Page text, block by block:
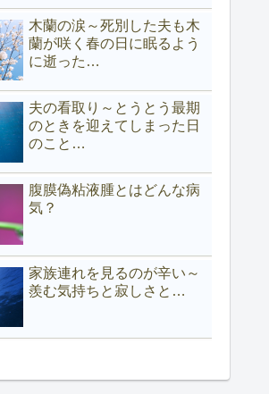
木蘭の涙～死別した夫も木
蘭が咲く春の日に眠るよう
に逝った…
夫の看取り～とうとう最期
のときを迎えてしまった日
のこと…
腹膜偽粘液腫とはどんな病
気？
家族連れを見るのが辛い～
羨む気持ちと寂しさと…